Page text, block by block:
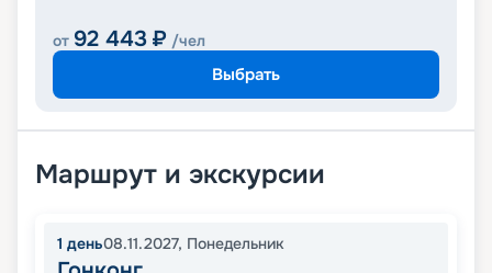
от 92 443 ₽ /чел
Выбрать
Маршрут и экскурсии
1 день08.11.2027, Понедельник